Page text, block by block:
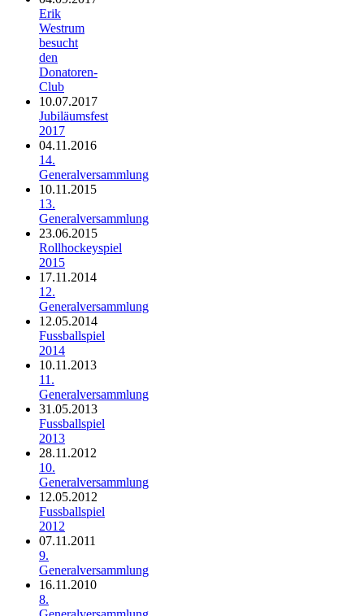
Erik
Westrum
besucht
den
Donatoren-
Club
10.07.2017
Jubiläumsfest
2017
04.11.2016
14.
Generalversammlung
10.11.2015
13.
Generalversammlung
23.06.2015
Rollhockeyspiel
2015
17.11.2014
12.
Generalversammlung
12.05.2014
Fussballspiel
2014
10.11.2013
11.
Generalversammlung
31.05.2013
Fussballspiel
2013
28.11.2012
10.
Generalversammlung
12.05.2012
Fussballspiel
2012
07.11.2011
9.
Generalversammlung
16.11.2010
8.